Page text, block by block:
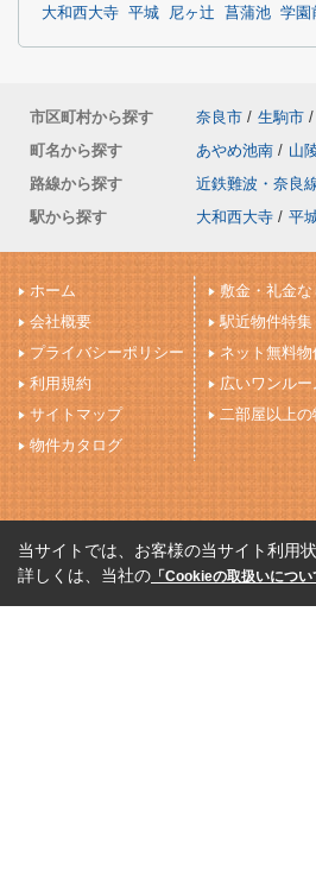
大和西大寺 平城 尼ヶ辻 菖蒲池 学園
市区町村から探す 奈良市 / 生駒市 /
町名から探す
あやめ池南 / 山
路線から探す
近鉄難波・奈良
駅から探す
大和西大寺 / 平
ホーム
会社概要
プライバシーポリシー
利用規約
サイトマップ
物件カタログ
敷金・礼金な
駅近物件特集
ネット無料物
広いワンルー
二部屋以上の
当サイトでは、お客様の当サイト利用
詳しくは、当社の 「Cookieの取扱いについ